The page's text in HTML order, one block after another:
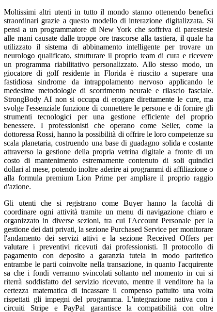
Moltissimi altri utenti in tutto il mondo stanno ottenendo benefici
straordinari grazie a questo modello di interazione digitalizzata. Si
pensi a un programmatore di New York che soffriva di parestesie
alle mani causate dalle troppe ore trascorse alla tastiera, il quale ha
utilizzato il sistema di abbinamento intelligente per trovare un
neurologo qualificato, strutturare il proprio team di cura e ricevere
un programma riabilitativo personalizzato. Allo stesso modo, un
giocatore di golf residente in Florida è riuscito a superare una
fastidiosa sindrome da intrappolamento nervoso applicando le
medesime metodologie di scorrimento neurale e rilascio fasciale.
StrongBody AI non si occupa di erogare direttamente le cure, ma
svolge l'essenziale funzione di connettere le persone e di fornire gli
strumenti tecnologici per una gestione efficiente del proprio
benessere. I professionisti che operano come Seller, come la
dottoressa Rossi, hanno la possibilità di offrire le loro competenze su
scala planetaria, costruendo una base di guadagno solida e costante
attraverso la gestione della propria vetrina digitale a fronte di un
costo di mantenimento estremamente contenuto di soli quindici
dollari al mese, potendo inoltre aderire ai programmi di affiliazione o
alla formula premium Lion Prime per ampliare il proprio raggio
d'azione.
Gli utenti che si registrano come Buyer hanno la facoltà di
coordinare ogni attività tramite un menu di navigazione chiaro e
organizzato in diverse sezioni, tra cui l'Account Personale per la
gestione dei dati privati, la sezione Purchased Service per monitorare
l'andamento dei servizi attivi e la sezione Received Offers per
valutare i preventivi ricevuti dai professionisti. Il protocollo di
pagamento con deposito a garanzia tutela in modo paritetico
entrambe le parti coinvolte nella transazione, in quanto l'acquirente
sa che i fondi verranno svincolati soltanto nel momento in cui si
riterrà soddisfatto del servizio ricevuto, mentre il venditore ha la
certezza matematica di incassare il compenso pattuito una volta
rispettati gli impegni del programma. L'integrazione nativa con i
circuiti Stripe e PayPal garantisce la compatibilità con oltre